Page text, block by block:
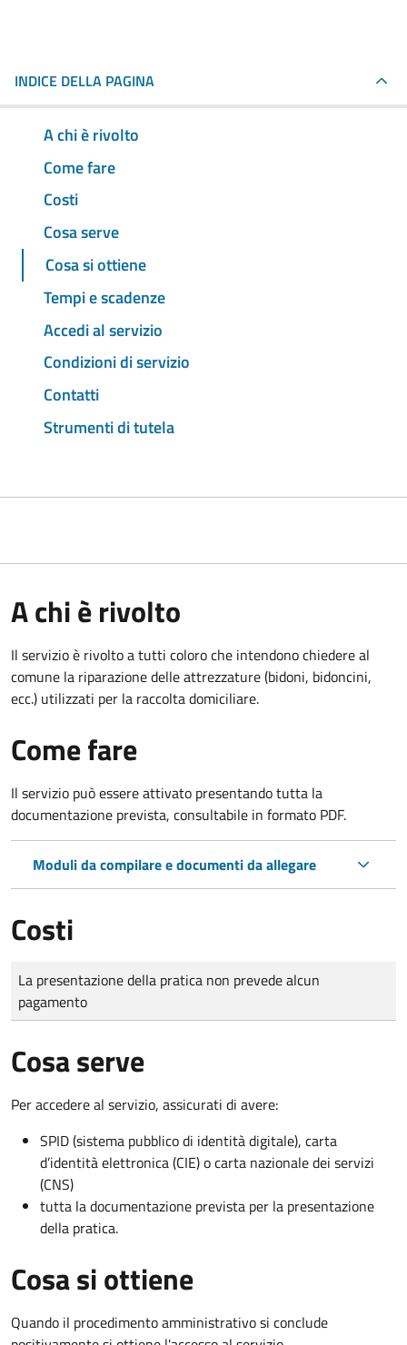
INDICE DELLA PAGINA
A chi è rivolto
Come fare
Costi
Cosa serve
Cosa si ottiene
Tempi e scadenze
Accedi al servizio
Condizioni di servizio
Contatti
Strumenti di tutela
A chi è rivolto
Il servizio è rivolto a tutti coloro che intendono chiedere al
comune la riparazione delle attrezzature (bidoni, bidoncini,
ecc.) utilizzati per la raccolta domiciliare.
Come fare
Il servizio può essere attivato presentando tutta la
documentazione prevista, consultabile in formato PDF.
Moduli da compilare e documenti da allegare
Costi
Tipo di pagamento
Importo
La presentazione della pratica non prevede alcun
pagamento
Cosa serve
Per accedere al servizio, assicurati di avere:
SPID (sistema pubblico di identità digitale), carta
d’identità elettronica (CIE) o carta nazionale dei servizi
(CNS)
tutta la documentazione prevista per la presentazione
della pratica.
Cosa si ottiene
Quando il procedimento amministrativo si conclude